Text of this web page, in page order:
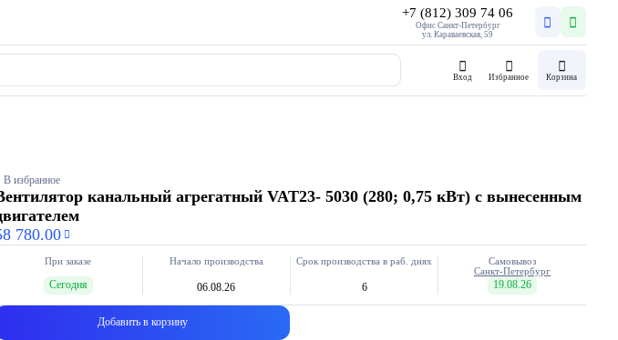
+7 (812) 309 74 06
Офис Санкт-Петербург
ул. Караваевская, 59
Вход Избранное Корзина
В избранное
канальный агрегатный VAT23- 5030 (280; 0,75 кВт) с вынесенным
780.00
При заказе
Сегодня
Начало производства
06.08.26
Срок производства в раб. днях
6
Самовывоз
Санкт-Петербург
19.08.26
Добавить в корзину